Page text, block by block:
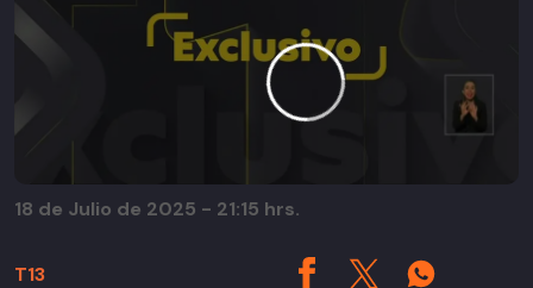
T13
18 de Julio de 2025 - 21:15 hrs.